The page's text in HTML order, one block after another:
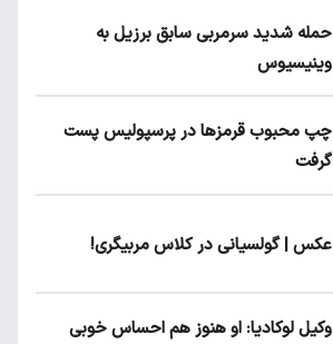
حمله شدید سرمربی سابق برزیل به
وینیسیوس
چپ محبوب قرمزها در پرسپولیس پست
گرفت
عکس | گولسیانی در کلاس مربیگری!
وکیل لوکادیا: او هنوز هم احساس خوبی